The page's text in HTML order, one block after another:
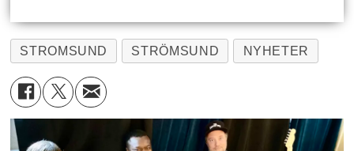
STROMSUND STRÖMSUND NYHETER